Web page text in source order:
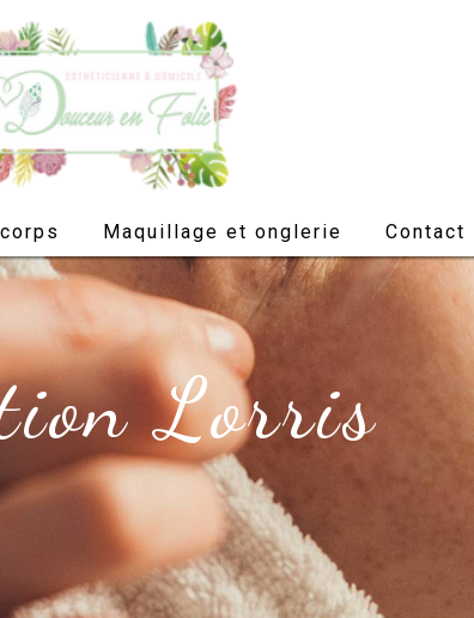
Maquillage et onglerie Contact
Lorris